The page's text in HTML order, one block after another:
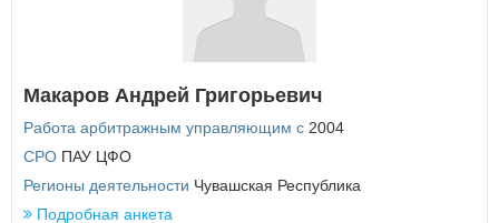
Макаров Андрей Григорьевич
Работа арбитражным управляющим с 2004
СРО ПАУ ЦФО
Регионы деятельности Чувашская Республика
Подробная анкета